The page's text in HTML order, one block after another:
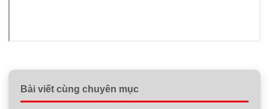
Bài viết cùng chuyên mục